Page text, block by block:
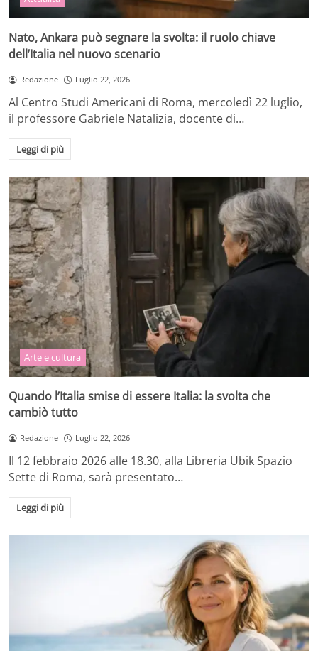
Nato, Ankara può segnare la svolta: il ruolo chiave
dell’Italia nel nuovo scenario
Redazione Luglio 22, 2026
Al Centro Studi Americani di Roma, mercoledì 22 luglio,
il professore Gabriele Natalizia, docente di…
Leggi di più
Arte e cultura
Quando l’Italia smise di essere Italia: la svolta che
cambiò tutto
Redazione Luglio 22, 2026
Il 12 febbraio 2026 alle 18.30, alla Libreria Ubik Spazio
Sette di Roma, sarà presentato…
Leggi di più